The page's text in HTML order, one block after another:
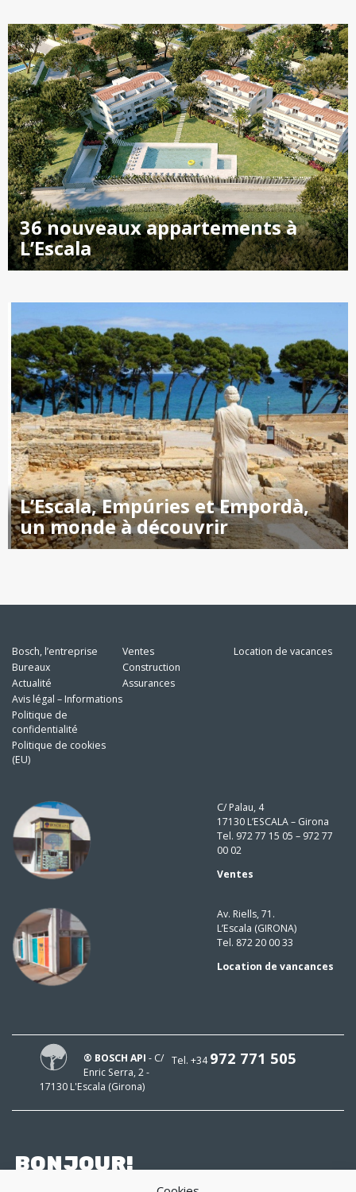
36 nouveaux appartements à
L’Escala
L’Escala, Empúries et Empordà,
un monde à découvrir
Bosch, l’entreprise
Bureaux
Actualité
Avis légal – Informations
Politique de
confidentialité
Politique de cookies
(EU)
Ventes
Construction
Assurances
Location de vacances
C/ Palau, 4
17130 L’ESCALA – Girona
Tel. 972 77 15 05 – 972 77
00 02
Ventes
Av. Riells, 71.
L’Escala (GIRONA)
Tel. 872 20 00 33
Location de vancances
Tel. +34972 771 505
® BOSCH API - C/
Enric Serra, 2 -
17130 L'Escala (Girona)
BONJOUR!